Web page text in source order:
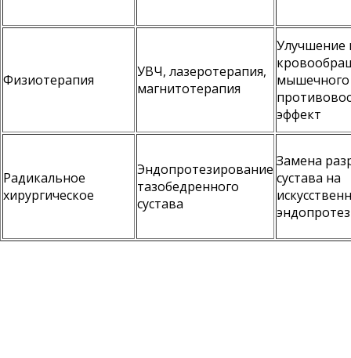
Физиотерапия
УВЧ, лазеротерапия,
магнитотерапия
Улучшение
мышечного
эффект
Радикальное
хирургическое
Эндопротезирование
тазобедренного
сустава
Замена
сустава на
эндопротез